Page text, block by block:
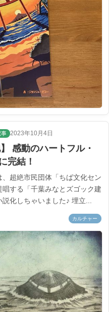
事 2023年10月4日
感動のハートフル・
完結！
超絶市民団体「ちば文化セン
する「千葉みなとズゴック建
化しちゃいました♪ 埋立...
カルチャー